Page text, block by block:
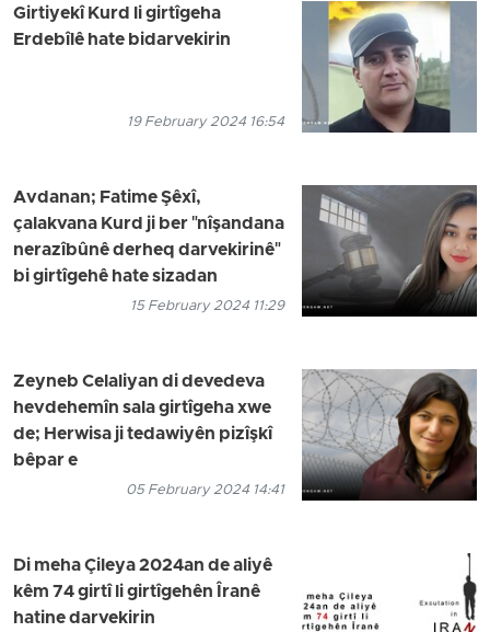
Girtiyekî Kurd li girtîgeha
Erdebîlê hate bidarvekirin
19 February 2024 16:54
Avdanan; Fatime Şêxî,
çalakvana Kurd ji ber "nîşandana
nerazîbûnê derheq darvekirinê"
bi girtîgehê hate sizadan
15 February 2024 11:29
Zeyneb Celaliyan di devedeva
hevdehemîn sala girtîgeha xwe
de; Herwisa ji tedawiyên pizîşkî
bêpar e
05 February 2024 14:41
Di meha Çileya 2024an de aliyê
kêm 74 girtî li girtîgehên Îranê
hatine darvekirin